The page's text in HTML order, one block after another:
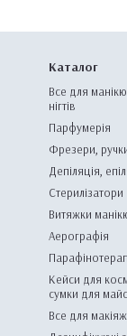
Каталог
Все для
нігтів
Парфумерія
Фрезери,
Депіляція,
Стерилізатори
Витяжки
Аерографія
Кейси для
сумки для
Все для